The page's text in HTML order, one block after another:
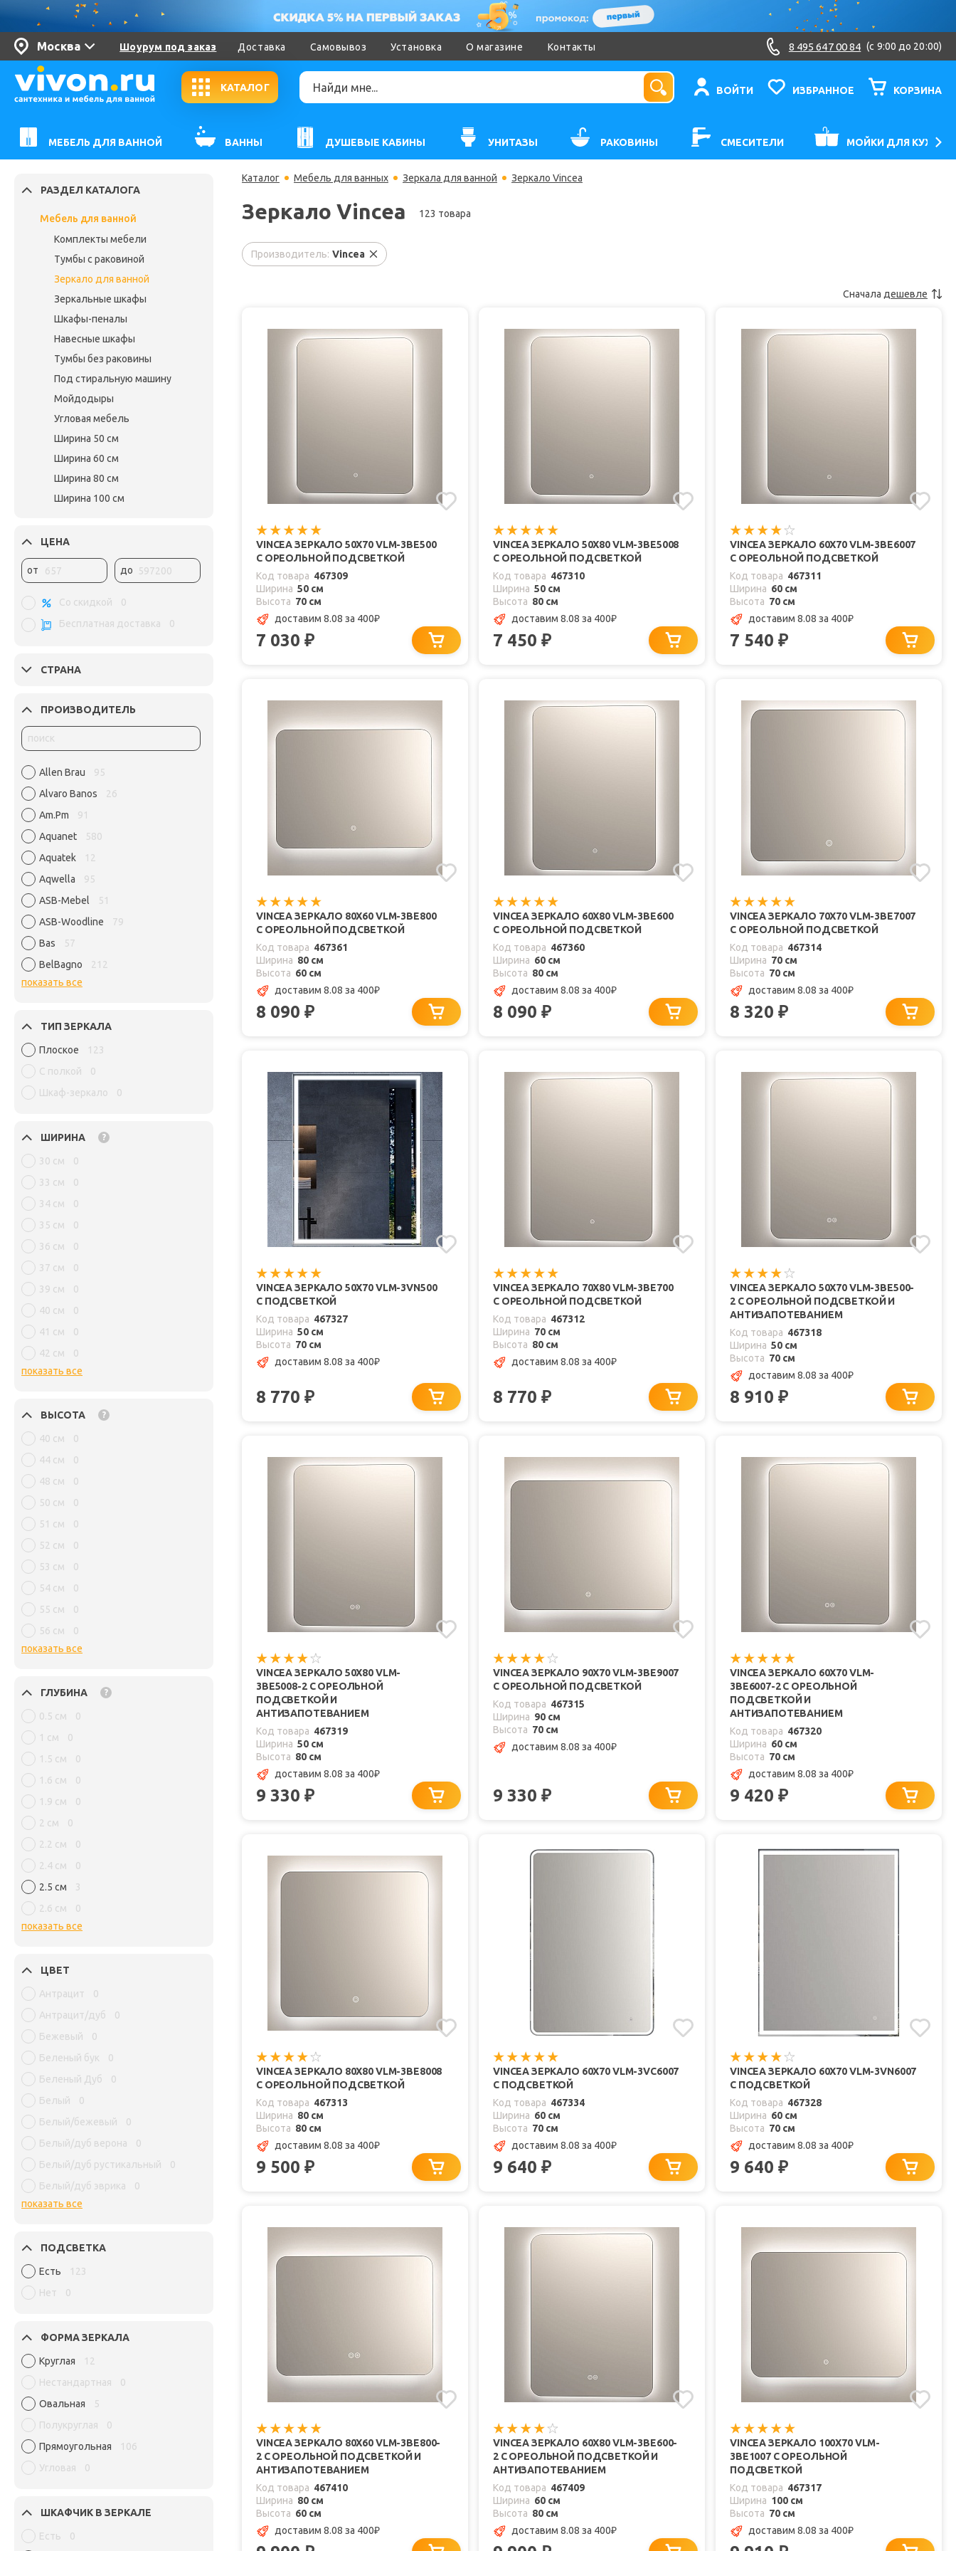
Москва Шоурум под заказ Доставка Самовывоз Установка О магазине Контакты 8 495 647 00 84 (c 9:00 до 20:00)
КАТАЛОГ ВОЙТИ ИЗБРАННОЕ КОРЗИНА
МЕБЕЛЬ ДЛЯ ВАННОЙ ВАННЫ ДУШЕВЫЕ КАБИНЫ УНИТАЗЫ РАКОВИНЫ СМЕСИТЕЛИ МОЙКИ ДЛЯ КУХНИ
РАЗДЕЛ КАТАЛОГА
Мебель для ванной
Комплекты мебели
Тумбы с раковиной
Зеркало для ванной
Зеркальные шкафы
Шкафы-пеналы
Навесные шкафы
Тумбы без раковины
Под стиральную машину
Мойдодыры
Угловая мебель
Ширина 50 см
Ширина 60 см
Ширина 80 см
Ширина 100 см
ЦЕНА
от до
Со скидкой
0
Бесплатная доставка
0
СТРАНА
ПРОИЗВОДИТЕЛЬ
Allen Brau
95
Alvaro Banos
26
Am.Pm
91
Aquanet
580
Aquatek
12
Aqwella
95
ASB-Mebel
51
ASB-Woodline
79
Bas
57
BelBagno
212
показать все
ТИП ЗЕРКАЛА
Плоское
123
С полкой
0
Шкаф-зеркало
0
ШИРИНА ?
30 см
0
33 см
0
34 см
0
35 см
0
36 см
0
37 см
0
39 см
0
40 см
0
41 см
0
42 см
0
показать все
ВЫСОТА ?
40 см
0
44 см
0
48 см
0
50 см
0
51 см
0
52 см
0
53 см
0
54 см
0
55 см
0
56 см
0
показать все
ГЛУБИНА ?
0.5 см
0
1 см
0
1.5 см
0
1.6 см
0
1.9 см
0
2 см
0
2.2 см
0
2.4 см
0
2.5 см
3
2.6 см
0
показать все
ЦВЕТ
Антрацит
0
Антрацит/дуб
0
Бежевый
0
Беленый бук
0
Беленый Дуб
0
Белый
0
Белый/бежевый
0
Белый/дуб верона
0
Белый/дуб рустикальный
0
Белый/дуб эврика
0
показать все
ПОДСВЕТКА
Есть
123
Нет
0
ФОРМА ЗЕРКАЛА
Круглая
12
Нестандартная
0
Овальная
5
Полукруглая
0
Прямоугольная
106
Угловая
0
ШКАФЧИК В ЗЕРКАЛЕ
Есть 0
Каталог Мебель для ванных Зеркала для ванной Зеркало Vincea
Зеркало Vincea 123 товара
Производитель: Vincea
Сначала дешевле
VINCEA ЗЕРКАЛО 50X70 VLM-3BE500
С ОРЕОЛЬНОЙ ПОДСВЕТКОЙ
Код товара 467309
Ширина 50 см
Высота 70 см
доставим 8.08 за 400₽
7 030 ₽
VINCEA ЗЕРКАЛО 50X80 VLM-3BE5008
С ОРЕОЛЬНОЙ ПОДСВЕТКОЙ
Код товара 467310
Ширина 50 см
Высота 80 см
доставим 8.08 за 400₽
7 450 ₽
VINCEA ЗЕРКАЛО 60X70 VLM-3BE6007
С ОРЕОЛЬНОЙ ПОДСВЕТКОЙ
Код товара 467311
Ширина 60 см
Высота 70 см
доставим 8.08 за 400₽
7 540 ₽
VINCEA ЗЕРКАЛО 80X60 VLM-3BE800
С ОРЕОЛЬНОЙ ПОДСВЕТКОЙ
Код товара 467361
Ширина 80 см
Высота 60 см
доставим 8.08 за 400₽
8 090 ₽
VINCEA ЗЕРКАЛО 60X80 VLM-3BE600
С ОРЕОЛЬНОЙ ПОДСВЕТКОЙ
Код товара 467360
Ширина 60 см
Высота 80 см
доставим 8.08 за 400₽
8 090 ₽
VINCEA ЗЕРКАЛО 70X70 VLM-3BE7007
С ОРЕОЛЬНОЙ ПОДСВЕТКОЙ
Код товара 467314
Ширина 70 см
Высота 70 см
доставим 8.08 за 400₽
8 320 ₽
VINCEA ЗЕРКАЛО 50X70 VLM-3VN500
С ПОДСВЕТКОЙ
Код товара 467327
Ширина 50 см
Высота 70 см
доставим 8.08 за 400₽
8 770 ₽
VINCEA ЗЕРКАЛО 70X80 VLM-3BE700
С ОРЕОЛЬНОЙ ПОДСВЕТКОЙ
Код товара 467312
Ширина 70 см
Высота 80 см
доставим 8.08 за 400₽
8 770 ₽
VINCEA ЗЕРКАЛО 50X70 VLM-3BE500-
2 С ОРЕОЛЬНОЙ ПОДСВЕТКОЙ И
АНТИЗАПОТЕВАНИЕМ
Код товара 467318
Ширина 50 см
Высота 70 см
доставим 8.08 за 400₽
8 910 ₽
VINCEA ЗЕРКАЛО 50X80 VLM-
3BE5008-2 С ОРЕОЛЬНОЙ
ПОДСВЕТКОЙ И
АНТИЗАПОТЕВАНИЕМ
Код товара 467319
Ширина 50 см
Высота 80 см
доставим 8.08 за 400₽
9 330 ₽
VINCEA ЗЕРКАЛО 90X70 VLM-3BE9007
С ОРЕОЛЬНОЙ ПОДСВЕТКОЙ
Код товара 467315
Ширина 90 см
Высота 70 см
доставим 8.08 за 400₽
9 330 ₽
VINCEA ЗЕРКАЛО 60X70 VLM-
3BE6007-2 С ОРЕОЛЬНОЙ
ПОДСВЕТКОЙ И
АНТИЗАПОТЕВАНИЕМ
Код товара 467320
Ширина 60 см
Высота 70 см
доставим 8.08 за 400₽
9 420 ₽
VINCEA ЗЕРКАЛО 80X80 VLM-3BE8008
С ОРЕОЛЬНОЙ ПОДСВЕТКОЙ
Код товара 467313
Ширина 80 см
Высота 80 см
доставим 8.08 за 400₽
9 500 ₽
VINCEA ЗЕРКАЛО 60X70 VLM-3VC6007
С ПОДСВЕТКОЙ
Код товара 467334
Ширина 60 см
Высота 70 см
доставим 8.08 за 400₽
9 640 ₽
VINCEA ЗЕРКАЛО 60X70 VLM-3VN6007
С ПОДСВЕТКОЙ
Код товара 467328
Ширина 60 см
Высота 70 см
доставим 8.08 за 400₽
9 640 ₽
VINCEA ЗЕРКАЛО 80X60 VLM-3BE800-
2 С ОРЕОЛЬНОЙ ПОДСВЕТКОЙ И
АНТИЗАПОТЕВАНИЕМ
Код товара 467410
Ширина 80 см
Высота 60 см
доставим 8.08 за 400₽
VINCEA ЗЕРКАЛО 60X80 VLM-3BE600-
2 С ОРЕОЛЬНОЙ ПОДСВЕТКОЙ И
АНТИЗАПОТЕВАНИЕМ
Код товара 467409
Ширина 60 см
Высота 80 см
доставим 8.08 за 400₽
VINCEA ЗЕРКАЛО 100X70 VLM-
3BE1007 С ОРЕОЛЬНОЙ
ПОДСВЕТКОЙ
Код товара 467317
Ширина 100 см
Высота 70 см
доставим 8.08 за 400₽